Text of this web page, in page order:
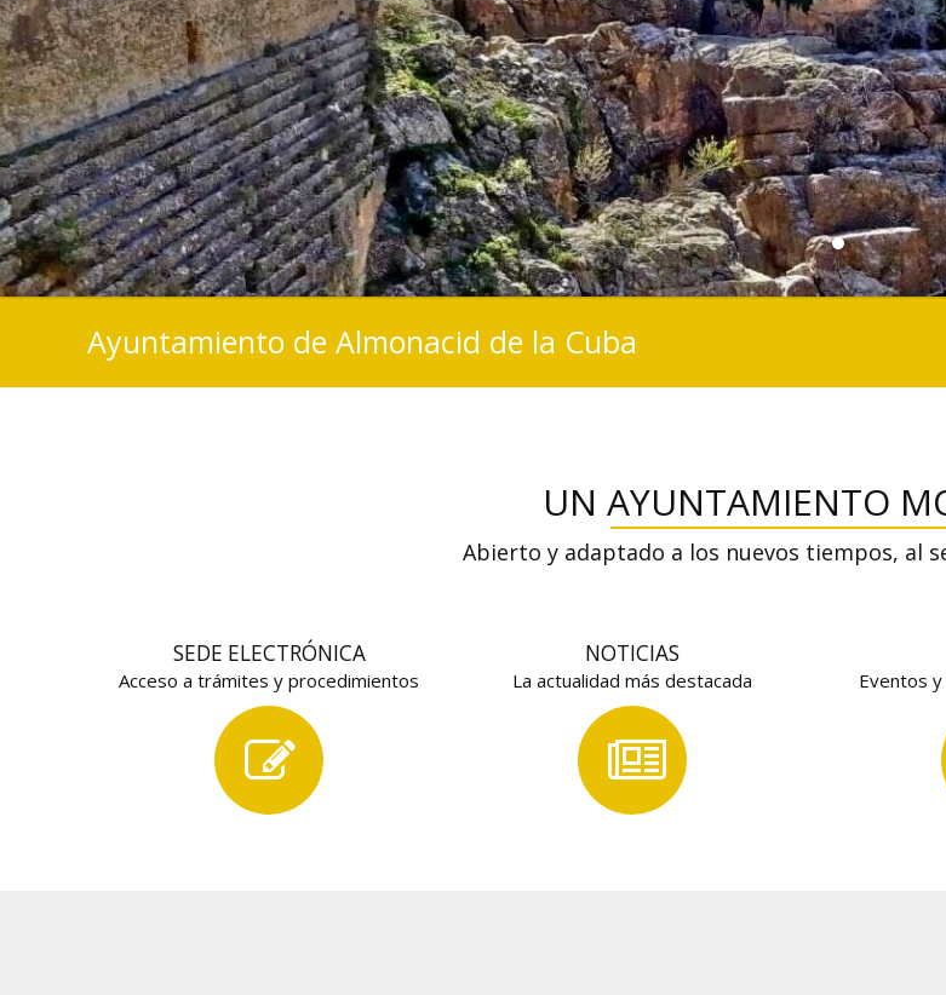
Ayuntamiento de Almonacid de la Cuba
UN AYUNTAMIENTO
Abierto y adaptado a los nuevos tiempos, al
SEDE ELECTRÓNICA
Acceso a trámites y procedimientos
NOTICIAS
La actualidad más destacada Eventos